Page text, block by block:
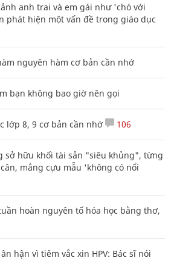
anh trai và em gái như 'chó với
phát hiện một vấn đề trong giáo dục
nguyên hàm cơ bản cần nhớ
bạn không bao giờ nên gọi
lớp 8, 9 cơ bản cần nhớ 106
sở hữu khối tài sản "siêu khủng", từng
mắng cựu mẫu 'không có nổi
hoàn nguyên tố hóa học bằng thơ,
hận vì tiêm vắc xin HPV: Bác sĩ nói